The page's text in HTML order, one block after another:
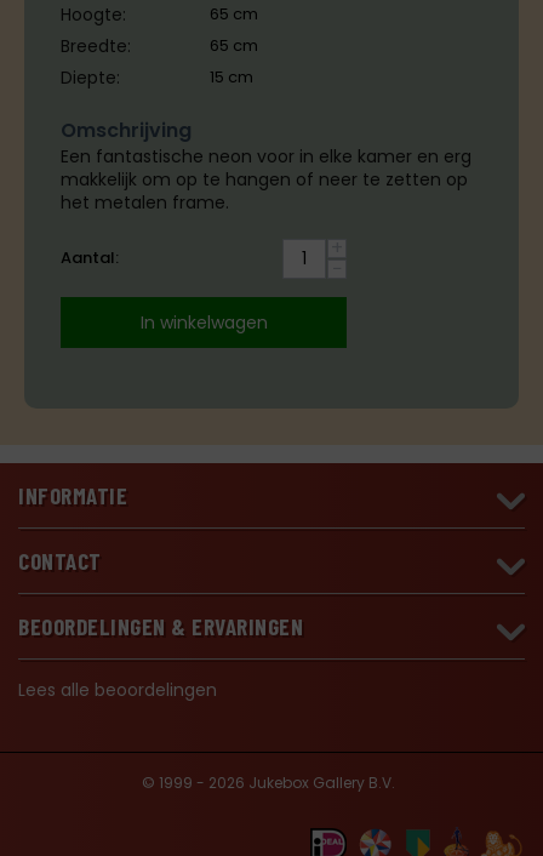
Hoogte: 65 cm
Breedte: 65 cm
Diepte: 15 cm
Omschrijving
Een fantastische neon voor in elke kamer en erg
makkelijk om op te hangen of neer te zetten op
het metalen frame.
Aantal: +
−
In winkelwagen
INFORMATIE
CONTACT
BEOORDELINGEN & ERVARINGEN
Lees alle beoordelingen
© 1999 - 2026 Jukebox Gallery B.V.